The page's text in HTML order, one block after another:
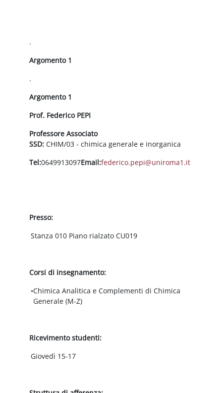
.
Argomento 1
.
Argomento 1
Prof. Federico PEPI
Professore Associato
SSD: CHIM/03 - chimica generale e inorganica
Tel:0649913097Email:federico.pepi@uniroma1.it
Presso:
Stanza 010 Piano rialzato CU019
Corsi di insegnamento:
•Chimica Analitica e Complementi di Chimica
Generale (M-Z)
Ricevimento studenti:
Giovedì 15-17